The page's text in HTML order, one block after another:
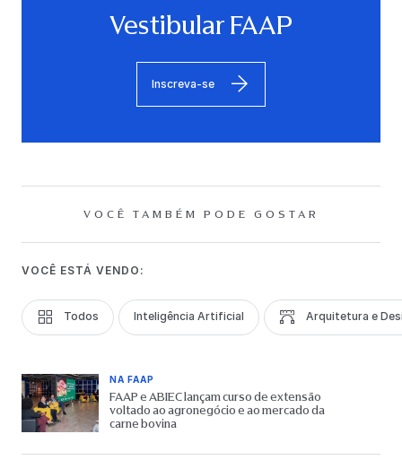
Vestibular FAAP
Inscreva-se
VOCÊ TAMBÉM PODE GOSTAR
VOCÊ ESTÁ VENDO:
Todos Inteligência Artificial Arquitetura e
NA FAAP
FAAP e ABIEC lançam curso de extensão
voltado ao agronegócio e ao mercado da
carne bovina